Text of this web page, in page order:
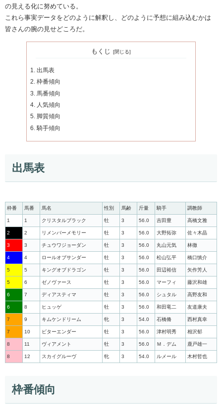
の見える化に努めている。
これら事実データをどのように解釈し、どのように予想に組み込むかは
皆さんの腕の見せどころだ。
もくじ
出馬表
枠番傾向
馬番傾向
人気傾向
脚質傾向
騎手傾向
出馬表
枠番 馬番 馬名 性別 馬齢 斤量 騎手 調教師
1 1 クリスタルブラック 牡 3 56.0 吉田豊 高橋文雅
2 2 リメンバーメモリー 牡 3 56.0 大野拓弥 佐々木晶
3 3 チュウワジョーダン 牡 3 56.0 丸山元気 林徹
4 4 ロールオブサンダー 牡 3 56.0 松山弘平 橋口慎介
5 5 キングオブドラゴン 牡 3 56.0 田辺裕信 矢作芳人
5 6 ゼノヴァース 牡 3 56.0 マーフィ 藤沢和雄
6 7 ディアスティマ 牡 3 56.0 シュタル 高野友和
6 8 ヒュッゲ 牡 3 56.0 和田竜二 友道康夫
7 9 キムケンドリーム 牝 3 54.0 石橋脩 西村真幸
7 10 ビターエンダー 牡 3 56.0 津村明秀 相沢郁
8 11 ヴィアメント 牡 3 56.0 Ｍ．デム 鹿戸雄一
8 12 スカイグルーヴ 牝 3 54.0 ルメール 木村哲也
枠番傾向